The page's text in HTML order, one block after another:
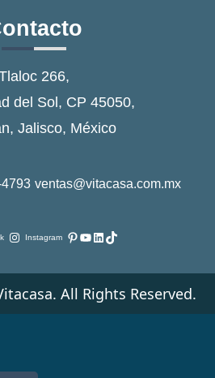
266,
del Sol, CP 45050,
Jalisco, México
ventas@vitacasa.com.mx
Instagram Pinterest
YouTube
LinkedIn
TikTok
All Rights Reserved.